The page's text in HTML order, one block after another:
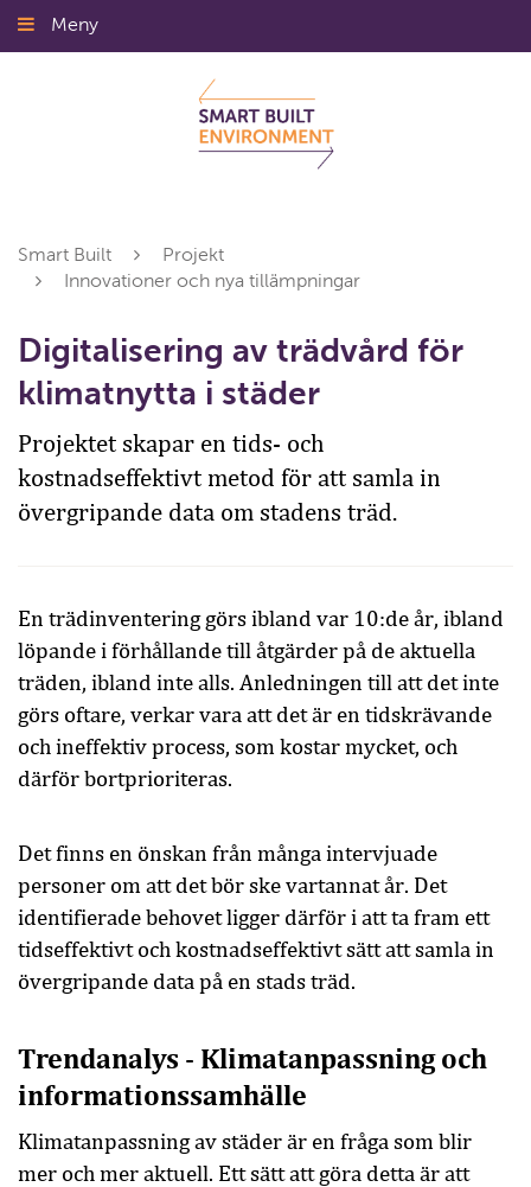
Gå
till
Meny
Smart Built
Projekt
Innovationer och nya tillämpningar
Digitalisering av trädvård för
klimatnytta i städer
Projektet skapar en tids- och
kostnadseffektivt metod för att samla in
övergripande data om stadens träd.
En trädinventering görs ibland var 10:de år, ibland
löpande i förhållande till åtgärder på de aktuella
träden, ibland inte alls. Anledningen till att det inte
görs oftare, verkar vara att det är en tidskrävande
och ineffektiv process, som kostar mycket, och
därför bortprioriteras.
Det finns en önskan från många intervjuade
personer om att det bör ske vartannat år. Det
identifierade behovet ligger därför i att ta fram ett
tidseffektivt och kostnadseffektivt sätt att samla in
övergripande data på en stads träd.
Trendanalys - Klimatanpassning och
informationssamhälle
Klimatanpassning av städer är en fråga som blir
mer och mer aktuell. Ett sätt att göra detta är att